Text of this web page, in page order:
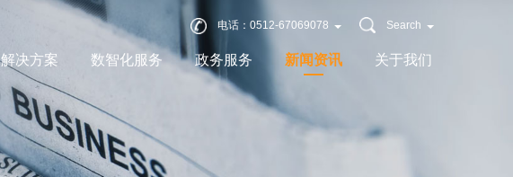
电话：0512-67069078 Search
解决方案 数智化服务 政务服务 新闻资讯 关于我们